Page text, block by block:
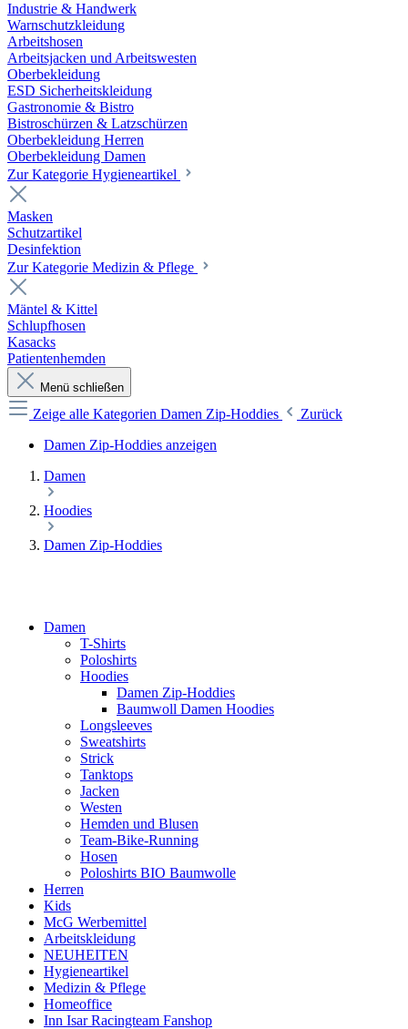
Industrie & Handwerk
Warnschutzkleidung
Arbeitshosen
Arbeitsjacken und Arbeitswesten
Oberbekleidung
ESD Sicherheitskleidung
Gastronomie & Bistro
Bistroschürzen & Latzschürzen
Oberbekleidung Herren
Oberbekleidung Damen
Zur Kategorie Hygieneartikel
Masken
Schutzartikel
Desinfektion
Zur Kategorie Medizin & Pflege
Mäntel & Kittel
Schlupfhosen
Kasacks
Patientenhemden
Menü schließen
Zeige alle Kategorien Damen Zip-Hoddies
Zurück
Damen Zip-Hoddies anzeigen
Damen
Hoodies
Damen Zip-Hoddies
Damen
T-Shirts
Poloshirts
Hoodies
Damen Zip-Hoddies
Baumwoll Damen Hoodies
Longsleeves
Sweatshirts
Strick
Tanktops
Jacken
Westen
Hemden und Blusen
Team-Bike-Running
Hosen
Poloshirts BIO Baumwolle
Herren
Kids
McG Werbemittel
Arbeitskleidung
NEUHEITEN
Hygieneartikel
Medizin & Pflege
Homeoffice
Inn Isar Racingteam Fanshop